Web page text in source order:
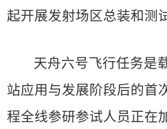
起开展发射场区总装和测
天舟六号飞行任务是
站应用与发展阶段后的首
程全线参研参试人员正在